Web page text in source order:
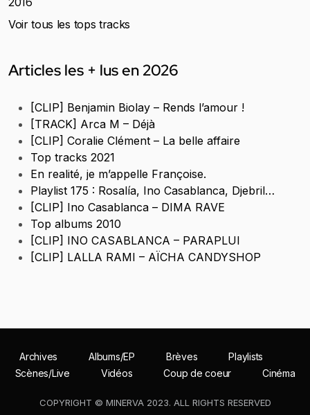
Voir tous les tops tracks
Articles les + lus en 2026
[CLIP] Benjamin Biolay – Rends l’amour !
[TRACK] Arca M – Déjà
[CLIP] Coralie Clément – La belle affaire
Top tracks 2021
En realité, je m’appelle Françoise.
Playlist 175 : Rosalía, Ino Casablanca, Djebril…
[CLIP] Ino Casablanca – DIMA RAVE
Top albums 2010
[CLIP] INO CASABLANCA – PARAPLUI
[CLIP] LALLA RAMI – AÏCHA CANDYSHOP
Archives Albums/EP Brèves
Playlists
Scènes/Live
Vidéos Coup de coeur Cinéma
COPYRIGHT © MINERVA 2023. ALL RIGHTS RESERVED